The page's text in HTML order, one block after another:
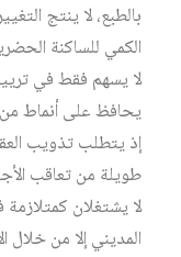
بالطبع، لا ينتج
الكمي للساكنة
لا يسهم فقط في
يحافظ على أنماط من
إذ يتطلب تذويب
طويلة من تعاقب
لا يشتغلان
المديني إلا من خلال